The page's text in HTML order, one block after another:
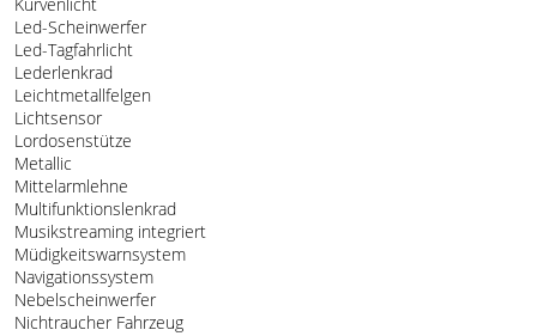
Kurvenlicht
Led-Scheinwerfer
Led-Tagfahrlicht
Lederlenkrad
Leichtmetallfelgen
Lichtsensor
Lordosenstütze
Metallic
Mittelarmlehne
Multifunktionslenkrad
Musikstreaming integriert
Müdigkeitswarnsystem
Navigationssystem
Nebelscheinwerfer
Nichtraucher Fahrzeug